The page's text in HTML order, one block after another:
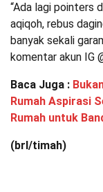
“Ada lagi pointers
aqiqoh, rebus
banyak sekali
komentar akun IG
Baca Juga :
Rumah Aspirasi
Rumah untuk
(brl/timah)